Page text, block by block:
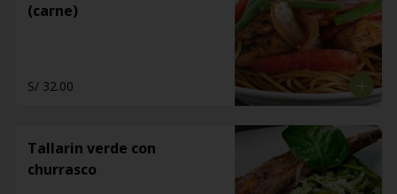
(carne)
S/ 32.00
Tallarin verde con
churrasco